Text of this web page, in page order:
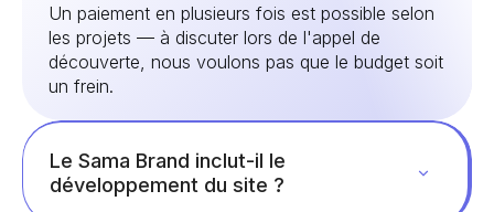
Un paiement en plusieurs fois est possible selon
les projets — à discuter lors de l'appel de
découverte, nous voulons pas que le budget soit
un frein.
Le Sama Brand inclut-il le
développement du site ?